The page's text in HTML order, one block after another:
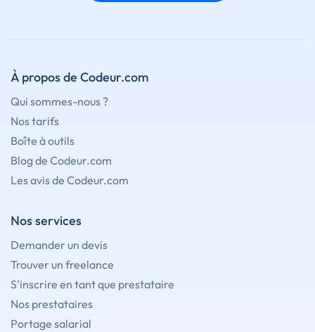
À propos de Codeur.com
Qui sommes-nous ?
Nos tarifs
Boîte à outils
Blog de Codeur.com
Les avis de Codeur.com
Nos services
Demander un devis
Trouver un freelance
S'inscrire en tant que prestataire
Nos prestataires
Portage salarial